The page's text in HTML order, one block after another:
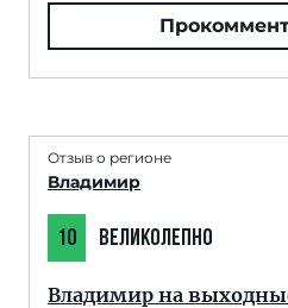
Отзыв о регионе
Владимир
10 ВЕЛИКОЛЕПНО
Владимир на